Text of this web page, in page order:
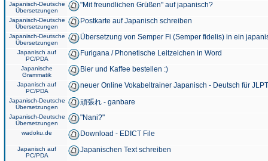
Japanisch-Deutsche
Übersetzungen
"Mit freundlichen Grüßen" auf japanisch?
Japanisch-Deutsche
Übersetzungen
Postkarte auf Japanisch schreiben
Japanisch-Deutsche
Übersetzungen
Übersetzung von Semper Fi (Semper fidelis) in ein
Japanisch auf
PC/PDA
Furigana / Phonetische Leitzeichen in Word
Japanische
Grammatik
Bier und Kaffee bestellen :)
Japanisch auf
PC/PDA
neuer Online Vokabeltrainer Japanisch - Deutsch für
Japanisch-Deutsche
Übersetzungen
頑張れ - ganbare
Japanisch-Deutsche
Übersetzungen
"Nani?"
wadoku.de Download - EDICT File
Japanisch auf
PC/PDA
Japanischen Text schreiben